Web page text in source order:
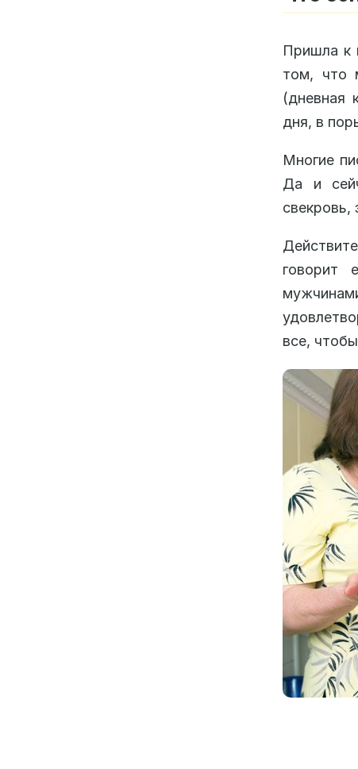
Пришла к
том, что
(дневная
дня, в
Многие
Да и
свекровь,
говорит
все,